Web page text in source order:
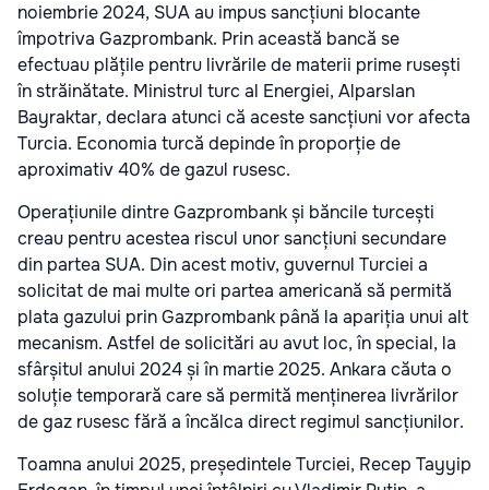
noiembrie 2024, SUA au impus sancțiuni blocante
împotriva Gazprombank. Prin această bancă se
efectuau plățile pentru livrările de materii prime rusești
în străinătate. Ministrul turc al Energiei, Alparslan
Bayraktar, declara atunci că aceste sancțiuni vor afecta
Turcia. Economia turcă depinde în proporție de
aproximativ 40% de gazul rusesc.
Operațiunile dintre Gazprombank și băncile turcești
creau pentru acestea riscul unor sancțiuni secundare
din partea SUA. Din acest motiv, guvernul Turciei a
solicitat de mai multe ori partea americană să permită
plata gazului prin Gazprombank până la apariția unui alt
mecanism. Astfel de solicitări au avut loc, în special, la
sfârșitul anului 2024 și în martie 2025. Ankara căuta o
soluție temporară care să permită menținerea livrărilor
de gaz rusesc fără a încălca direct regimul sancțiunilor.
Toamna anului 2025, președintele Turciei, Recep Tayyip